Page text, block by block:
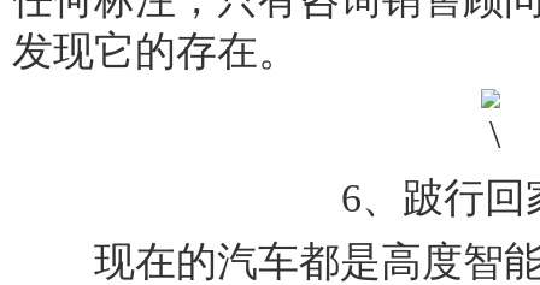
发现它的存在。
6、跛行回
现在的汽车都是高度智能